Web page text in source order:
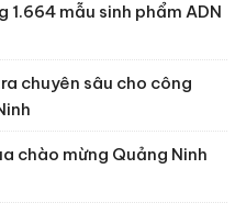
1.664 mẫu sinh phẩm ADN
chuyên sâu cho công
chào mừng Quảng Ninh